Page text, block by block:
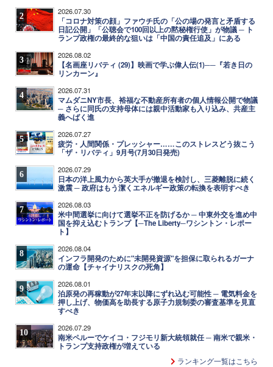
2 2026.07.30
「コロナ対策の顔」ファウチ氏の「公の場の発言と矛盾する
日記公開」「公聴会で100回以上の黙秘権行使」が物議 ─ ト
ランプ政権の最終的な狙いは「中国の責任追及」にある
3 2026.08.02
【名画座リバティ (29)】映画で学ぶ偉人伝(1)──『若き日の
リンカーン』
4 2026.07.31
マムダニNY市長、裕福な不動産所有者の個人情報公開で物議
─ さらに同氏の支持母体には親中活動家も入り込み、共産主
義へばく進
5 2026.07.27
疲労・人間関係・プレッシャー……このストレスどう抜こう
「ザ・リバティ」9月号(7月30日発売)
6 2026.07.29
日本の洋上風力から英大手が撤退を検討し、三菱離脱に続く
激震 ─ 政府はもう潔くエネルギー政策の転換を表明すべき
7 2026.08.03
米中間選挙に向けて選挙不正を防げるか ─ 中東外交を進め中
国を抑え込むトランプ【─The Liberty─ワシントン・レポー
ト】
8 2026.08.04
インフラ開発のために"未開発資源"を担保に取られるガーナ
の運命【チャイナリスクの死角】
9 2026.08.01
泊原発の再稼動が27年末以降にずれ込む可能性 ─ 電気料金を
押し上げ、物価高を助長する原子力規制委の審査基準を見直
すべき
10 2026.07.29
南米ペルーでケイコ・フジモリ新大統領就任 ─ 南米で親米・
トランプ支持政権が増えている
ランキング一覧はこちら